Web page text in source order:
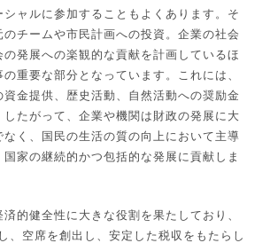
ャルに参加することもよくあります。そ
チームや市民計画への投資。企業の社会
発展への楽観的な貢献を計画しているほ
重要な部分となっています。これには、
金提供、歴史活動、自然活動への奨励金
たがって、企業や機関は財政の発展に大
なく、国民の生活の質の向上において主導
家の継続的かつ包括的な発展に貢献しま
的健全性に大きな役割を果たしており、
、空席を創出し、安定した税収をもたらし